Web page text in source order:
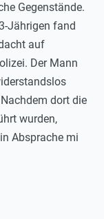
Gegenstände.
Jährigen fand
auf
Der Mann
dort die
wurden,
Absprache mi